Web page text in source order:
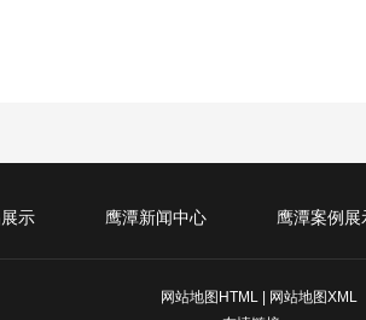
示 鹰潭新闻中心 鹰潭案例展
网站地图HTML|
网站地图XML